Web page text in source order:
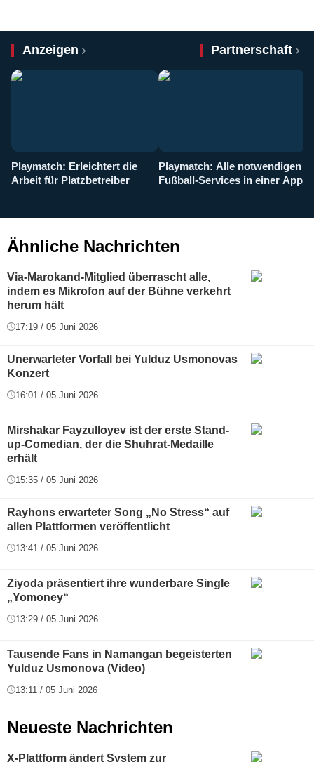
Anzeigen Partnerschaft
Playmatch: Erleichtert die
Arbeit für Platzbetreiber
Playmatch: Alle notwendigen
Fußball-Services in einer App
Ähnliche Nachrichten
Via-Marokand-Mitglied überrascht alle,
indem es Mikrofon auf der Bühne verkehrt
herum hält
17:19 / 05 Juni 2026
Unerwarteter Vorfall bei Yulduz Usmonovas
Konzert
16:01 / 05 Juni 2026
Mirshakar Fayzulloyev ist der erste Stand-
up-Comedian, der die Shuhrat-Medaille
erhält
15:35 / 05 Juni 2026
Rayhons erwarteter Song „No Stress“ auf
allen Plattformen veröffentlicht
13:41 / 05 Juni 2026
Ziyoda präsentiert ihre wunderbare Single
„Yomoney“
13:29 / 05 Juni 2026
Tausende Fans in Namangan begeisterten
Yulduz Usmonova (Video)
13:11 / 05 Juni 2026
Neueste Nachrichten
X-Plattform ändert System zur